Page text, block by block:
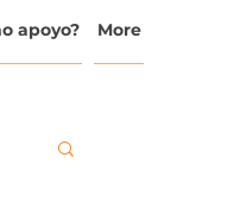
apoyo? More